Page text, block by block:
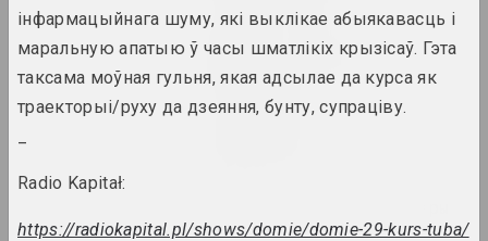
Нацюрморт. Краявід
2024. персанальная выстава
2024. выстава
інфармацыйнага шуму, які выклікае абыякавасць і
маральную апатыю ў часы шматлікіх крызісаў. Гэта
таксама моўная гульня, якая адсылае да курса як
траекторыі/руху да дзеяння, бунту, супраціву.
Radio Kapitał:
https://radiokapital.pl/shows/domie/domie-29-kurs-tuba/